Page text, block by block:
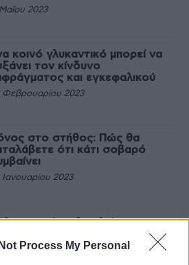
Process My Personal
Μαΐου 2023
κοινό γλυκαντικό μπορεί να
τον κίνδυνο
και εγκεφαλικού
Φεβρουαρίου 2023
στο στήθος: Πώς θα
ότι κάτι σοβαρό
Ιανουαρίου 2023
ο τέως βασιλιάς
Ιανουαρίου 2023